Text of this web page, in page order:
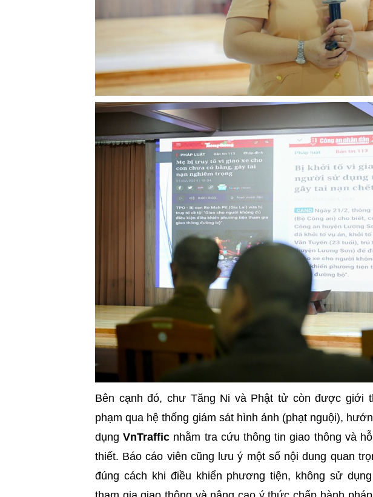
Bên cạnh đó, chư Tăng Ni và Phật tử còn được giới
phạm qua hệ thống giám sát hình ảnh (phạt nguội),
dụngVnTraffic nhằm tra cứu thông tin giao thông và
thiết. Báo cáo viên cũng lưu ý một số nội dung quan
đúng cách khi điều khiển phương tiện, không sử